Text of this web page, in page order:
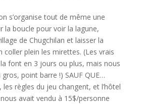
s’organise tout de même une
la boucle pour voir la lagune,
de Chugchilan et laisser la
coller plein les mirettes. (Les vrais
font en 3 jours ou plus, mais nous
gros, point barre !) SAUF QUE…
règles du jeu changent, et l’hôtel
avait vendu à 15$/personne